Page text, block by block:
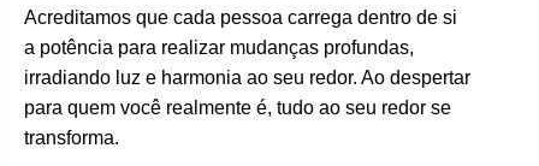
Acreditamos que cada pessoa carrega dentro de si
a potência para realizar mudanças profundas,
irradiando luz e harmonia ao seu redor. Ao despertar
para quem você realmente é, tudo ao seu redor se
transforma.